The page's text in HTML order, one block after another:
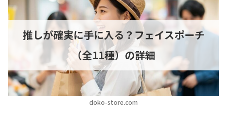
doko-store.com
推しが確実に手に入る？フェイスポーチ
（全11種）の詳細